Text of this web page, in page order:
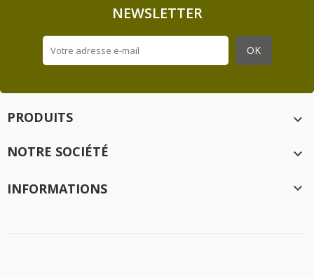
NEWSLETTER
PRODUITS

NOTRE SOCIÉTÉ

INFORMATIONS 